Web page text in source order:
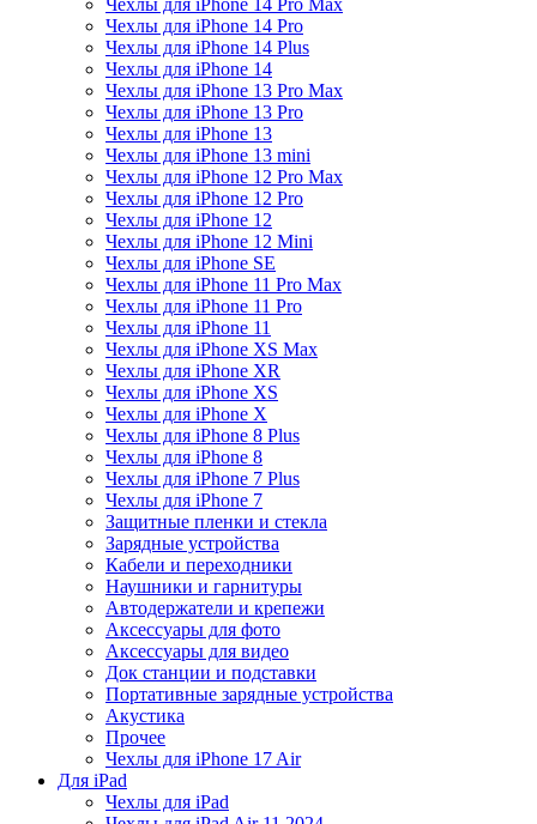
Чехлы для iPhone 14 Pro Max
Чехлы для iPhone 14 Pro
Чехлы для iPhone 14 Plus
Чехлы для iPhone 14
Чехлы для iPhone 13 Pro Max
Чехлы для iPhone 13 Pro
Чехлы для iPhone 13
Чехлы для iPhone 13 mini
Чехлы для iPhone 12 Pro Max
Чехлы для iPhone 12 Pro
Чехлы для iPhone 12
Чехлы для iPhone 12 Mini
Чехлы для iPhone SE
Чехлы для iPhone 11 Pro Max
Чехлы для iPhone 11 Pro
Чехлы для iPhone 11
Чехлы для iPhone XS Max
Чехлы для iPhone XR
Чехлы для iPhone XS
Чехлы для iPhone X
Чехлы для iPhone 8 Plus
Чехлы для iPhone 8
Чехлы для iPhone 7 Plus
Чехлы для iPhone 7
Защитные пленки и стекла
Зарядные устройства
Кабели и переходники
Наушники и гарнитуры
Автодержатели и крепежи
Аксессуары для фото
Аксессуары для видео
Док станции и подставки
Портативные зарядные устройства
Акустика
Прочее
Чехлы для iPhone 17 Air
Для iPad
Чехлы для iPad